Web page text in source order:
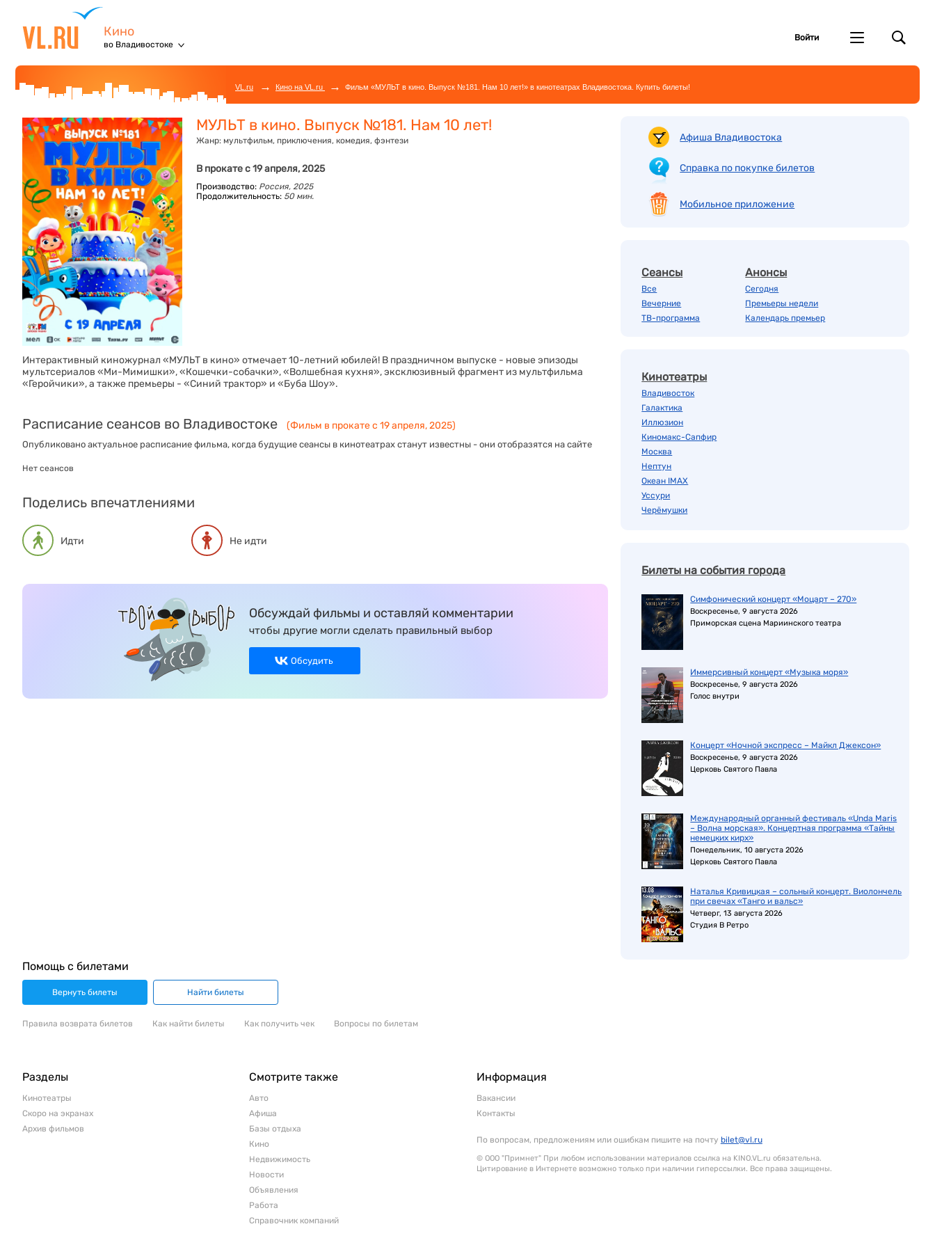
Кино
во Владивостоке
Войти
VL.ru → Кино на VL.ru → Фильм «МУЛЬТ в кино. Выпуск №181. Нам 10 лет!» в кинотеатрах Владивостока. Купить билеты!
МУЛЬТ в кино. Выпуск №181. Нам 10 лет!
Жанр: мультфильм, приключения, комедия, фэнтези
В прокате с 19 апреля, 2025
Производство: Россия, 2025
Продолжительность: 50 мин.
Интерактивный киножурнал «МУЛЬТ в кино» отмечает 10-летний юбилей! В праздничном выпуске - новые эпизоды
мультсериалов «Ми-Мимишки», «Кошечки-собачки», «Волшебная кухня», эксклюзивный фрагмент из мультфильма
«Геройчики», а также премьеры - «Синий трактор» и «Буба Шоу».
Расписание сеансов во Владивостоке (Фильм в прокате с 19 апреля, 2025)
Опубликовано актуальное расписание фильма, когда будущие сеансы в кинотеатрах станут известны - они отобразятся на сайте
Нет сеансов
Поделись впечатлениями
Идти Не идти
Обсуждай фильмы и оставляй комментарии
чтобы другие могли сделать правильный выбор
Обсудить
Афиша Владивостока
Справка по покупке билетов
Мобильное приложение
Сеансы
Все
Вечерние
ТВ-программа
Анонсы
Сегодня
Премьеры недели
Календарь премьер
Кинотеатры
Владивосток
Галактика
Иллюзион
Киномакс-Сапфир
Москва
Нептун
Океан IMAX
Уссури
Черёмушки
Билеты на события города
Симфонический концерт «Моцарт – 270»
Воскресенье, 9 августа 2026
Приморская сцена Мариинского театра
Иммерсивный концерт «Музыка моря»
Воскресенье, 9 августа 2026
Голос внутри
Концерт «Ночной экспресс – Майкл Джексон»
Воскресенье, 9 августа 2026
Церковь Святого Павла
Международный органный фестиваль «Unda Maris
– Волна морская». Концертная программа «Тайны
немецких кирх»
Понедельник, 10 августа 2026
Церковь Святого Павла
Наталья Кривицкая – сольный концерт. Виолончель
при свечах «Танго и вальс»
Четверг, 13 августа 2026
Студия В Ретро
Помощь с билетами
Вернуть билеты Найти билеты
Правила возврата билетов Как найти билеты Как получить чек Вопросы по билетам
Разделы
Кинотеатры
Скоро на экранах
Архив фильмов
Смотрите также
Авто
Афиша
Базы отдыха
Кино
Недвижимость
Новости
Объявления
Работа
Справочник компаний
Информация
Вакансии
Контакты
По вопросам, предложениям или ошибкам пишите на почту bilet@vl.ru
© ООО "Примнет" При любом использовании материалов ссылка на KINO.VL.ru обязательна.
Цитирование в Интернете возможно только при наличии гиперссылки. Все права защищены.